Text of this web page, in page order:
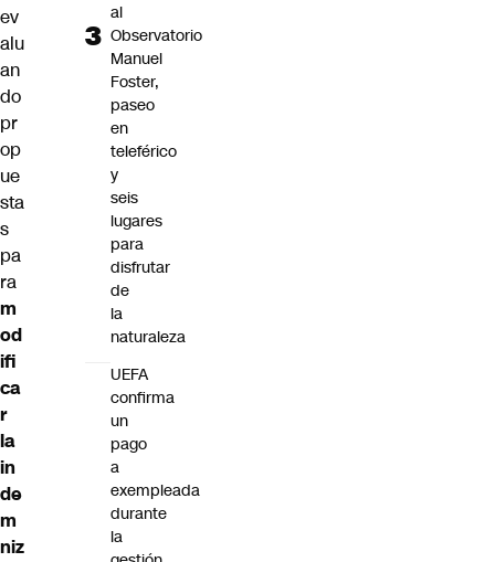
ev
alu
an
do
pr
op
ue
sta
s
pa
ra
m
od
ifi
ca
r
la
in
de
m
niz
al
Observatorio
Manuel
Foster,
paseo
en
teleférico
y
seis
lugares
para
disfrutar
de
la
naturaleza
UEFA
confirma
un
pago
a
exempleada
durante
la